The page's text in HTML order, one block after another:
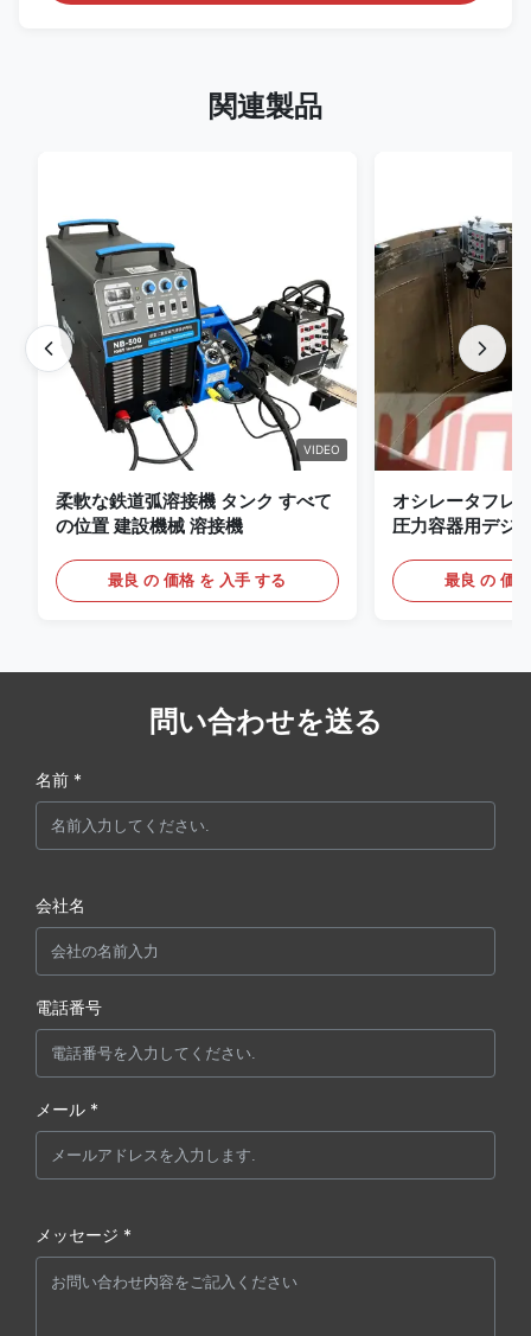
関連製品
VIDEO
柔軟な鉄道弧溶接機 タンク すべて
の位置 建設機械 溶接機
最良 の 価格 を 入手 する
オシレータフレ
圧力容器用デジ
ッジ
最良 の 価
問い合わせを送る
名前 *
会社名
電話番号
メール *
メッセージ *